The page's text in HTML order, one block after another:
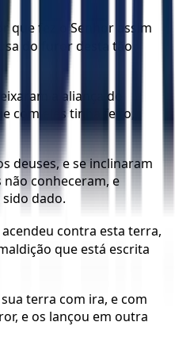
que fez o Senhor assim
do furor desta tão
a aliança do
com eles tinha feito,
deuses, e se inclinaram
não conheceram, e
dado.
contra esta terra,
que está escrita
terra com ira, e com
e os lançou em outra